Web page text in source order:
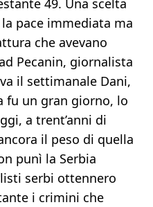
49. Una scelta
pace immediata ma
che avevano
Pecanin, giornalista
il settimanale Dani,
fu un gran giorno, lo
a trent’anni di
il peso di quella
punì la Serbia
serbi ottennero
i crimini che